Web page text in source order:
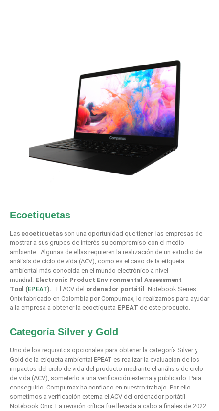
Ecoetiquetas
Las ecoetiquetas son una oportunidad que tienen las empresas de
mostrar a sus grupos de interés su compromiso con el medio
ambiente. Algunas de ellas requieren la realización de un estudio de
análisis de ciclo de vida (ACV), como es el caso de la etiqueta
ambiental más conocida en el mundo electrónico a nivel
mundial: Electronic Product Environmental Assessment
Tool (EPEAT). El ACV del ordenador portátil
Notebook Series
Onix fabricado en Colombia por Compumax, lo realizamos para ayudar
a la empresa a obtener la ecoetiqueta EPEAT de este producto.
Categoría Silver y Gold
Uno de los requisitos opcionales para obtener la categoría Silver y
Gold de la etiqueta ambiental EPEAT es realizar la evaluación de los
impactos del ciclo de vida del producto mediante el análisis de ciclo
de vida (ACV), someterlo a una verificación externa y publicarlo. Para
conseguirlo, Compumax ha confiado en nuestro trabajo. Por ello
sometimos a verificación externa el ACV del ordenador portátil
Notebook Onix. La revisión crítica fue llevada a cabo a finales de 2022